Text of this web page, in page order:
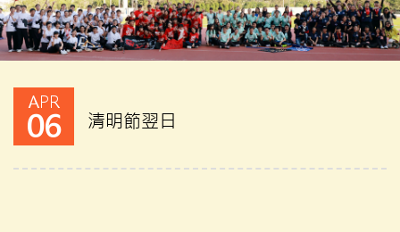
APR
06 清明節翌日